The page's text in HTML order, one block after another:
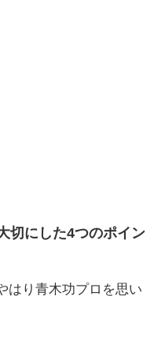
切にした4つのポイン
はり青木功プロを思い